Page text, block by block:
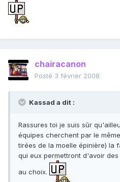
chairacanon
Posté 3 février 2008
Kassad a dit :
Rassures toi je suis sûr
équipes cherchent par le
tirées de la moelle épinière) la
qui eux permettront d'avoir
au choix.